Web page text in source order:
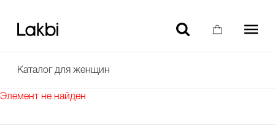
Каталог для женщин
Элемент не найден